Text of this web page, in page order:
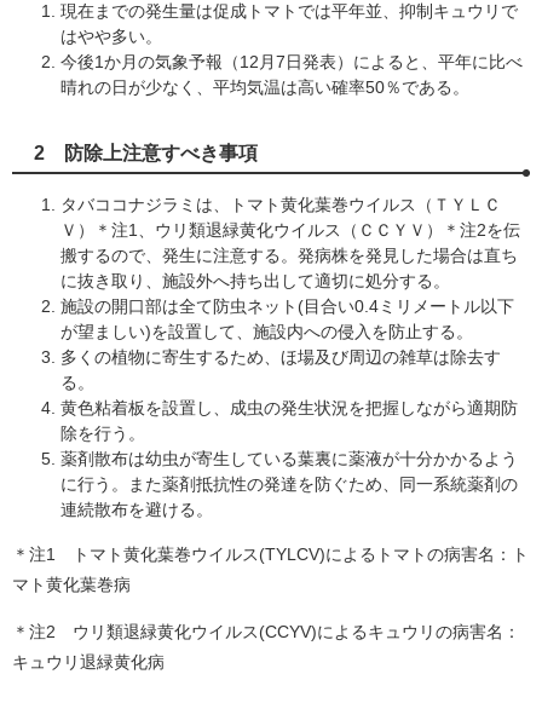
現在までの発生量は促成トマトでは平年並、抑制キュウリで
はやや多い。
今後1か月の気象予報（12月7日発表）によると、平年に比べ
晴れの日が少なく、平均気温は高い確率50％である。
2 防除上注意すべき事項
タバココナジラミは、トマト黄化葉巻ウイルス（ＴＹＬＣ
Ｖ）＊注1、ウリ類退緑黄化ウイルス（ＣＣＹＶ）＊注2を伝
搬するので、発生に注意する。発病株を発見した場合は直ち
に抜き取り、施設外へ持ち出して適切に処分する。
施設の開口部は全て防虫ネット(目合い0.4ミリメートル以下
が望ましい)を設置して、施設内への侵入を防止する。
多くの植物に寄生するため、ほ場及び周辺の雑草は除去す
る。
黄色粘着板を設置し、成虫の発生状況を把握しながら適期防
除を行う。
薬剤散布は幼虫が寄生している葉裏に薬液が十分かかるよう
に行う。また薬剤抵抗性の発達を防ぐため、同一系統薬剤の
連続散布を避ける。
＊注1 トマト黄化葉巻ウイルス(TYLCV)によるトマトの病害名：ト
マト黄化葉巻病
＊注2 ウリ類退緑黄化ウイルス(CCYV)によるキュウリの病害名：
キュウリ退緑黄化病